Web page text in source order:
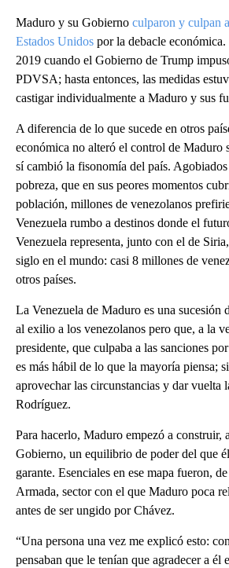
Maduro y su Gobierno culparon y culpan
Estados Unidos por la debacle económica.
2019 cuando el Gobierno de Trump
PDVSA; hasta entonces, las medidas
castigar individualmente a Maduro y sus
A diferencia de lo que sucede en otros
económica no alteró el control de Maduro
sí cambió la fisonomía del país.
pobreza, que en sus peores momentos
población, millones de venezolanos
Venezuela rumbo a destinos donde el
Venezuela representa, junto con el de
siglo en el mundo: casi 8 millones de
otros países.
La Venezuela de Maduro es una sucesión
al exilio a los venezolanos pero que, a la
presidente, que culpaba a las sanciones
es más hábil de lo que la mayoría piensa;
aprovechar las circunstancias y dar vuelta
Rodríguez.
Para hacerlo, Maduro empezó a construir,
Gobierno, un equilibrio de poder del que
garante. Esenciales en ese mapa fueron,
Armada, sector con el que Maduro poca
antes de ser ungido por Chávez.
“Una persona una vez me explicó esto:
pensaban que le tenían que agradecer a él